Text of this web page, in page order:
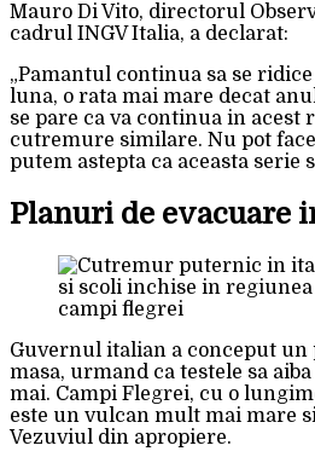
Mauro Di Vito, directorul
cadrul INGV Italia, a declarat:
„Pamantul continua sa se
luna, o rata mai mare decat
se pare ca va continua in acest
cutremure similare. Nu pot
putem astepta ca aceasta serie
Planuri de evacuare
Guvernul italian a conceput un
masa, urmand ca testele sa
mai. Campi Flegrei, cu o
este un vulcan mult mai mare
Vezuviul din apropiere.